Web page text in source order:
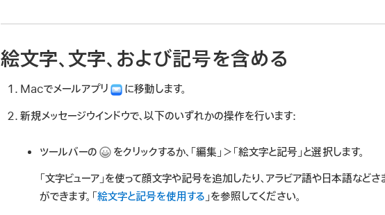
絵文字、文字、および記号を含める
Macでメールアプリ
に移動します。
新規メッセージウインドウで、以下のいずれかの操作を行います:
ツールバーの
をクリックするか、「編集」＞「絵文字と記号」と選択します。
「文字ビューア」を使って顔文字や記号を追加したり、アラビア語や日本語など
ができます。「 絵文字と記号を使用する」を参照してください。